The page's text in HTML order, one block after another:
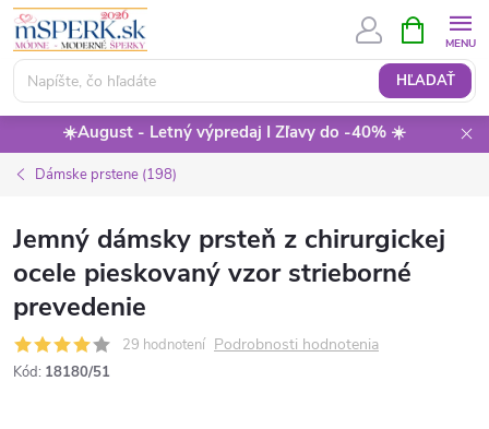
Prejsť
obsah
HĽADAŤ
KOŠÍK
☀️August - Letný výpredaj I Zľavy do -40% ☀️
Dámske prstene (198)
Jemný dámsky prsteň z chirurgickej
ocele pieskovaný vzor strieborné
prevedenie
29 hodnotení Podrobnosti hodnotenia
Kód: 18180/51